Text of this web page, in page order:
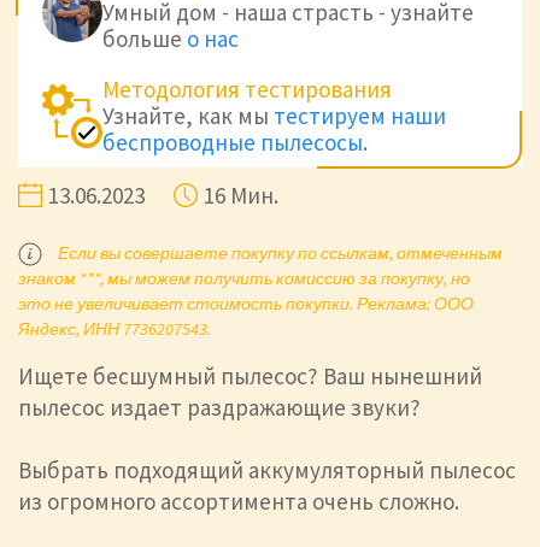
Умный дом - наша страсть - узнайте
больше о нас
Методология тестирования
Узнайте, как мы тестируем наши
беспроводные пылесосы.
13.06.2023
16 Мин.
Если вы совершаете покупку по ссылкам, отмеченным
знаком "*", мы можем получить комиссию за покупку, но
это не увеличивает стоимость покупки. Реклама: ООО
Яндекс, ИНН 7736207543.
Ищете бесшумный пылесос? Ваш нынешний
пылесос издает раздражающие звуки?
Выбрать подходящий аккумуляторный пылесос
из огромного ассортимента очень сложно.